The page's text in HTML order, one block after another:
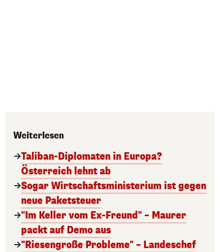
Weiterlesen
Taliban-Diplomaten in Europa?
Österreich lehnt ab
Sogar Wirtschaftsministerium ist gegen
neue Paketsteuer
"Im Keller vom Ex-Freund" – Maurer
packt auf Demo aus
"Riesengroße Probleme" – Landeschef